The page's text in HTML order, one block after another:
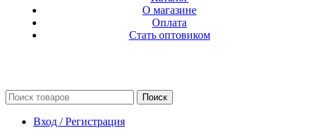
О магазине
Оплата
Стать оптовиком
Поиск
Вход / Регистрация